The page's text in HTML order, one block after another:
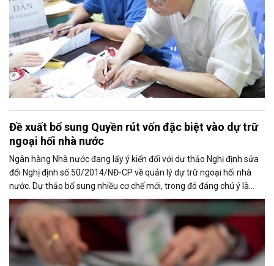
Đề xuất bổ sung Quyền rút vốn đặc biệt vào dự trữ
ngoại hối nhà nước
Ngân hàng Nhà nước đang lấy ý kiến đối với dự thảo Nghị định sửa
đổi Nghị định số 50/2014/NĐ-CP về quản lý dự trữ ngoại hối nhà
nước. Dự thảo bổ sung nhiều cơ chế mới, trong đó đáng chú ý là
việc đưa Quyền rút vốn đặc biệt (SDR) của Quỹ Tiền tệ Quốc tế
(IMF) vào nguồn hình thành dự trữ ngoại hối quốc gia.